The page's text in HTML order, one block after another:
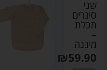
שני
סינרים
תכלת
–
מיננה
₪59.90